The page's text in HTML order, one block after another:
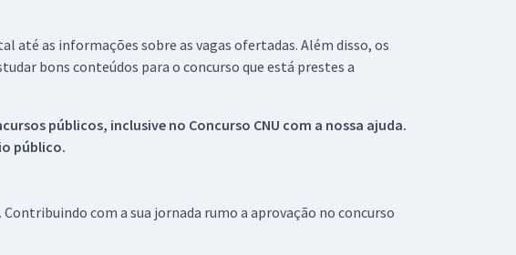
até as informações sobre as vagas ofertadas. Além disso, os
bons conteúdos para o concurso que está prestes a
públicos, inclusive no Concurso CNU com a nossa ajuda.
público.
com a sua jornada rumo a aprovação no concurso